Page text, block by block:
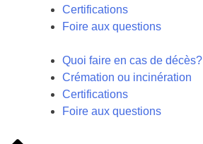
Certifications
Foire aux questions
Quoi faire en cas de décès?
Crémation ou incinération
Certifications
Foire aux questions